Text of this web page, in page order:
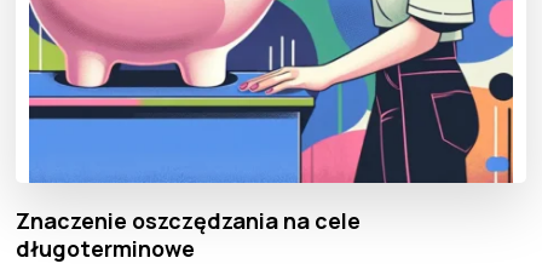
Znaczenie oszczędzania na cele
długoterminowe